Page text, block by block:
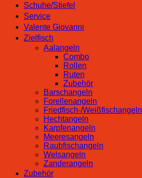
Schuhe/Stiefel
Service
Valente Giovanni
Zielfisch
Aalangeln
Combo
Rollen
Ruten
Zubehör
Barschangeln
Forellenangeln
Friedfisch-/Weißfischangeln
Hechtangeln
Karpfenangeln
Meeresangeln
Raubfischangeln
Welsangeln
Zanderangeln
Zubehör